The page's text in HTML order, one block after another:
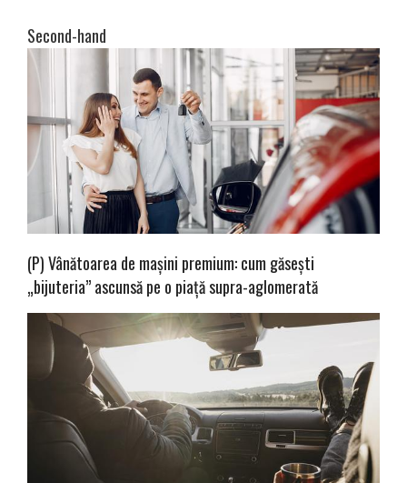
Second-hand
(P) Vânătoarea de mașini premium: cum găsești
„bijuteria” ascunsă pe o piață supra-aglomerată